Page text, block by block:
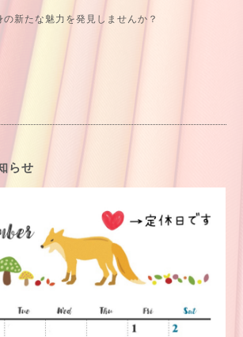
の新たな魅力を発見しませんか？
らせ